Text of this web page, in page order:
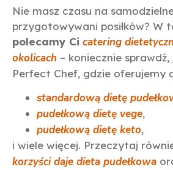
Nie masz czasu na
przygotowywani posiłków? W
polecamy Ci catering
okolicach – koniecznie
Perfect Chef, gdzie oferujemy
standardową dietę
pudełkową dietę vege,
pudełkową dietę keto,
i wiele więcej. Przeczytaj
korzyści daje dieta pudełkowa